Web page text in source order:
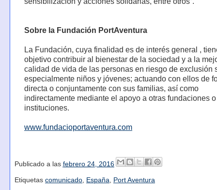
Sobre la Fundación PortAventura
La Fundación, cuya finalidad es de interés general ,
objetivo contribuir al bienestar de la sociedad y a la
calidad de vida de las personas en riesgo de exclusión
especialmente niños y jóvenes; actuando con ellos de
directa o conjuntamente con sus familias, así como
indirectamente mediante el apoyo a otras fundaciones o
instituciones.
www.fundacioportaventura.com
Publicado a las febrero 24, 2016
Etiquetas comunicado, España, Port Aventura